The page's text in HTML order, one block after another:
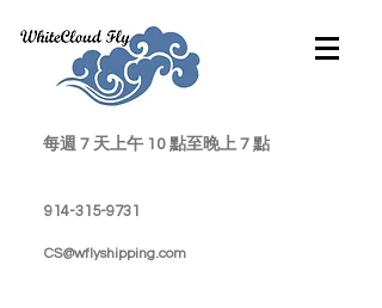
每週 7 天上午 10 點至晚上 7 點
914-315-9731
CS@wflyshipping.com